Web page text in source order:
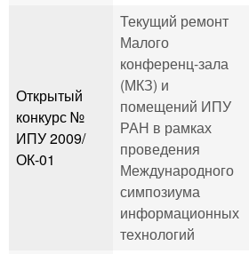
Открытый
конкурс №
ИПУ 2009/
ОК-01
Текущий ремонт
Малого
конференц-зала
(МКЗ) и
помещений ИПУ
РАН в рамках
проведения
Международного
симпозиума
информационных
технологий